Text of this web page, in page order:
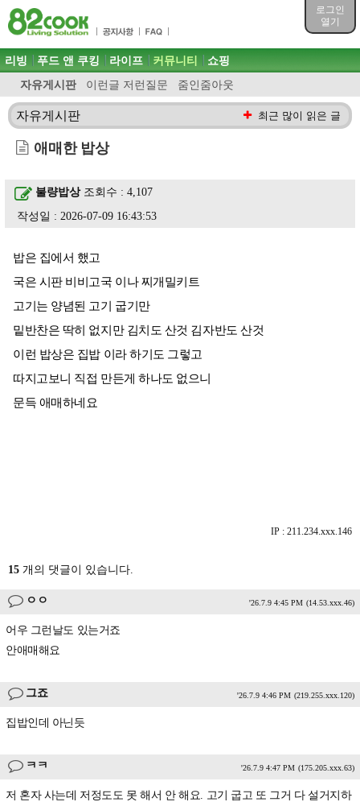
로그인
열기
목차
주메뉴 바로가기
컨텐츠 바로가기
검색 바로가기
로그인 바로가기
주메뉴
리빙 푸드 앤 쿠킹 라이프 커뮤니티
자유게시판 이런글 저런질문 줌인줌아웃
쇼핑
자유게시판 최근 많이 읽은 글
애매한 밥상
불량밥상조회수 : 4,107
작성일 : 2026-07-09 16:43:53
밥은 집에서 했고
국은 시판 비비고국 이나 찌개밀키트
고기는 양념된 고기 굽기만
밑반찬은 딱히 없지만 김치도 산것 김자반도 산것
이런 밥상은 집밥 이라 하기도 그렇고
따지고보니 직접 만든게 하나도 없으니
문득 애매하네요
IP : 211.234.xxx.146
15 개의 댓글이 있습니다.
ㅇㅇ '26.7.9 4:45 PM (14.53.xxx.46)
어우 그런날도 있는거죠
안애매해요
그죠 '26.7.9 4:46 PM (219.255.xxx.120)
집밥인데 아닌듯
ㅋㅋ '26.7.9 4:47 PM (175.205.xxx.63)
저 혼자 사는데 저정도도 못 해서 안 해요. 고기 굽고 또 그거 다 설거지하